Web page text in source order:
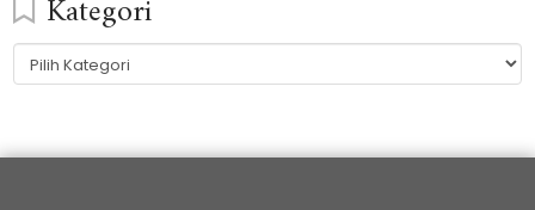
Kategori
Kategori